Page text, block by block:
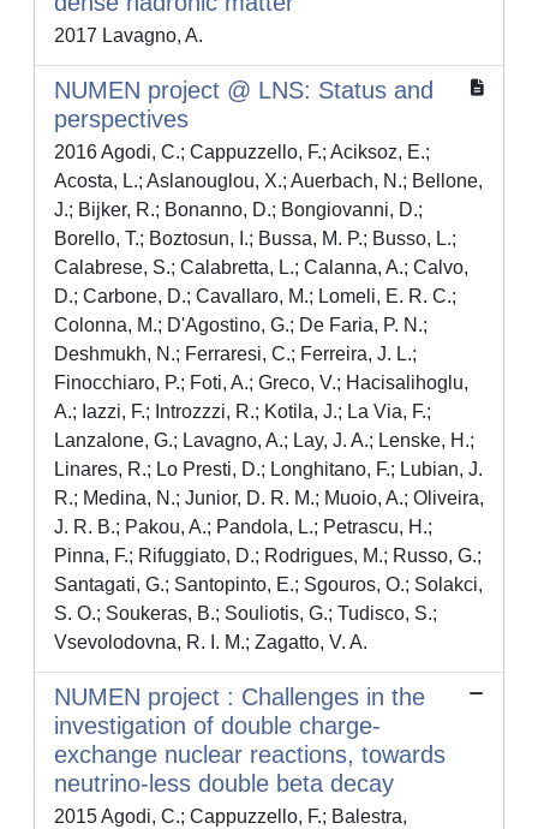
2017 Lavagno, A.
NUMEN project @ LNS: Status and
perspectives
2016 Agodi, C.; Cappuzzello, F.; Aciksoz, E.;
Acosta, L.; Aslanouglou, X.; Auerbach, N.; Bellone,
J.; Bijker, R.; Bonanno, D.; Bongiovanni, D.;
Borello, T.; Boztosun, I.; Bussa, M. P.; Busso, L.;
Calabrese, S.; Calabretta, L.; Calanna, A.; Calvo,
D.; Carbone, D.; Cavallaro, M.; Lomeli, E. R. C.;
Colonna, M.; D'Agostino, G.; De Faria, P. N.;
Deshmukh, N.; Ferraresi, C.; Ferreira, J. L.;
Finocchiaro, P.; Foti, A.; Greco, V.; Hacisalihoglu,
A.; Iazzi, F.; Introzzzi, R.; Kotila, J.; La Via, F.;
Lanzalone, G.; Lavagno, A.; Lay, J. A.; Lenske, H.;
Linares, R.; Lo Presti, D.; Longhitano, F.; Lubian, J.
R.; Medina, N.; Junior, D. R. M.; Muoio, A.; Oliveira,
J. R. B.; Pakou, A.; Pandola, L.; Petrascu, H.;
Pinna, F.; Rifuggiato, D.; Rodrigues, M.; Russo, G.;
Santagati, G.; Santopinto, E.; Sgouros, O.; Solakci,
S. O.; Soukeras, B.; Souliotis, G.; Tudisco, S.;
Vsevolodovna, R. I. M.; Zagatto, V. A.
NUMEN project : Challenges in the
investigation of double charge-
exchange nuclear reactions, towards
neutrino-less double beta decay
2015 Agodi, C.; Cappuzzello, F.; Balestra,